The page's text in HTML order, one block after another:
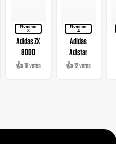
Nummer
3
Adidas ZX
8000
👍 18 votes
Nummer
4
Adidas
Adistar
👍 12 votes